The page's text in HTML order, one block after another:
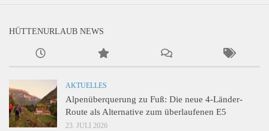
HÜTTENURLAUB NEWS
AKTUELLES
Alpenüberquerung zu Fuß: Die neue 4-Länder-
Route als Alternative zum überlaufenen E5
23. JULI 2026